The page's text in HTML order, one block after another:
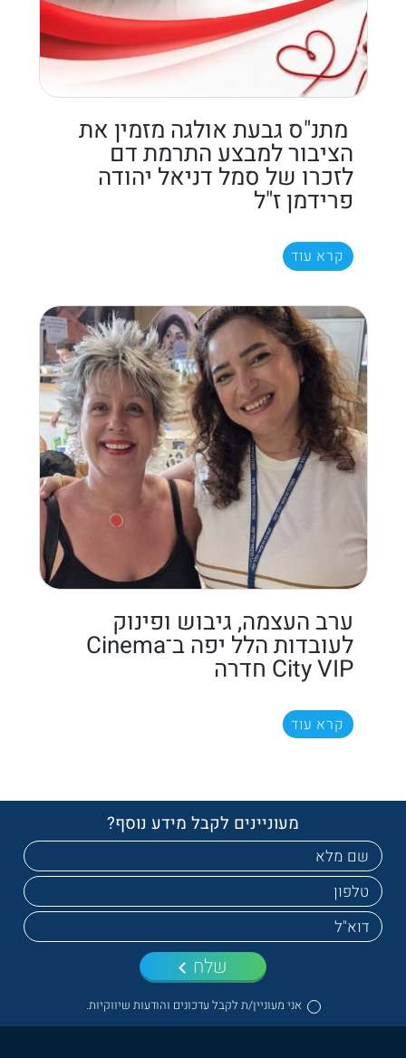
מתנ"ס גבעת אולגה מזמין את
הציבור למבצע התרמת דם
לזכרו של סמל דניאל יהודה
פרידמן ז"ל
קרא עוד
ערב העצמה, גיבוש ופינוק
לעובדות הלל יפה ב־Cinema
City VIP חדרה
קרא עוד
מעוניינים לקבל מידע נוסף?
אני מעוניין/ת לקבל עדכונים והודעות שיווקיות.
שלח